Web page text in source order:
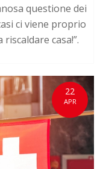
questione dei
ci viene proprio
casa!”.
22
APR